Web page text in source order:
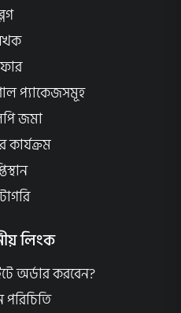
প্যাকেজসমূহ
জমা
লিংক
অর্ডার করবেন?
পরিচিতি